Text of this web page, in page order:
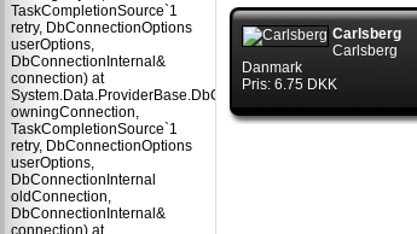
TaskCompletionSource`1
retry, DbConnectionOptions
userOptions,
DbConnectionInternal&
connection) at
owningConnection,
TaskCompletionSource`1
retry, DbConnectionOptions
userOptions,
DbConnectionInternal
oldConnection,
DbConnectionInternal&
connection) at
Carlsberg
Carlsberg
Danmark
Pris: 6.75 DKK